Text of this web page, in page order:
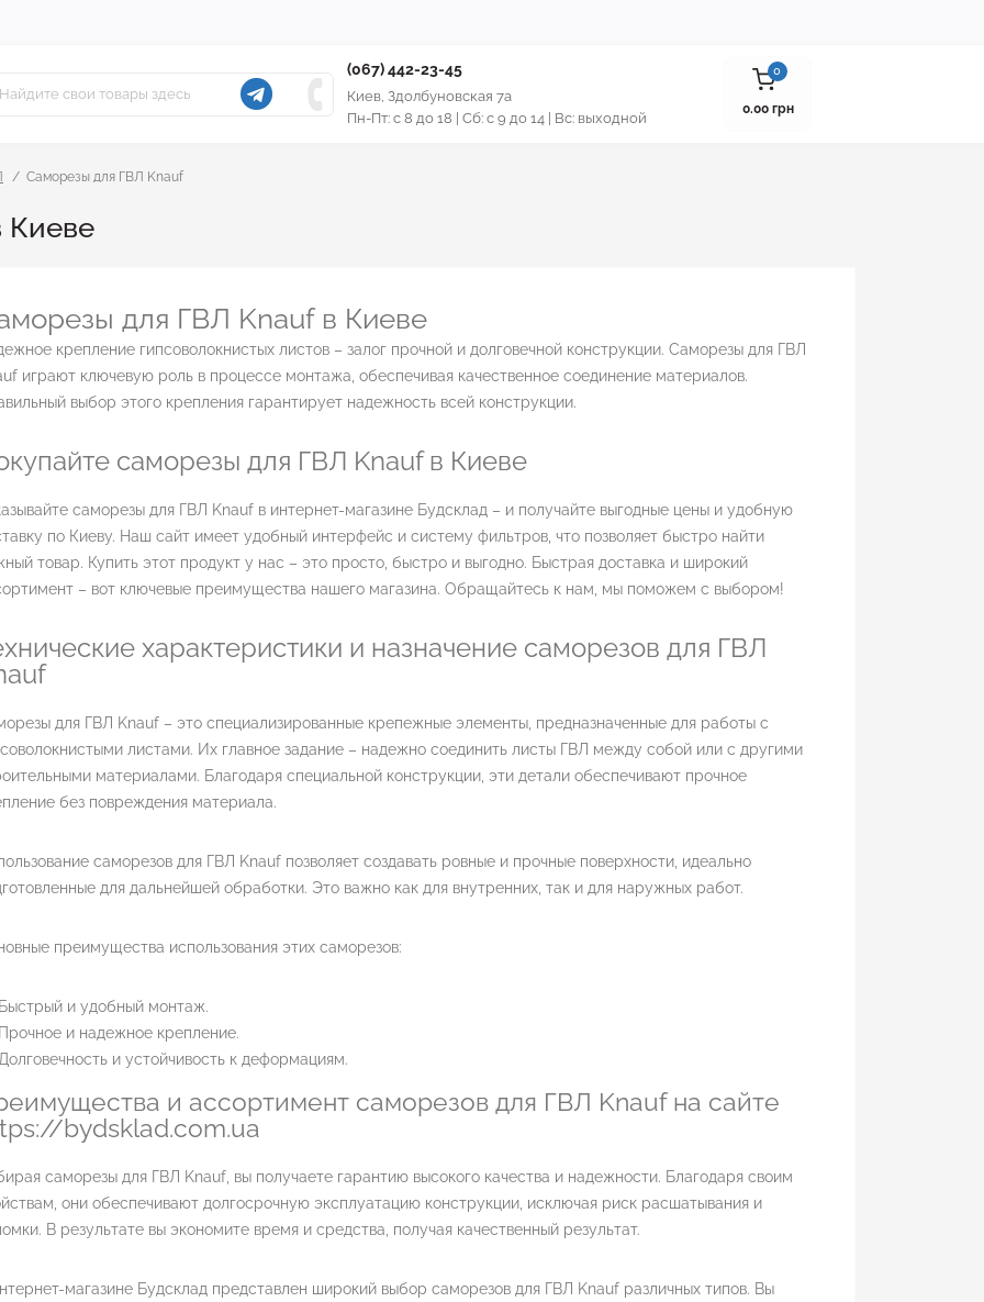
(067) 442-23-45
Киев, Здолбуновская 7а
Пн-Пт: с 8 до 18 | Сб: с 9 до 14 | Вс: выходной
0
0.00 грн
Саморезы для ГВЛ Knauf
Киеве
для ГВЛ Knauf в Киеве
крепление гипсоволокнистых листов – залог прочной и долговечной конструкции. Саморезы для ГВЛ
играют ключевую роль в процессе монтажа, обеспечивая качественное соединение материалов.
выбор этого крепления гарантирует надежность всей конструкции.
саморезы для ГВЛ Knauf в Киеве
саморезы для ГВЛ Knauf в интернет-магазине Будсклад – и получайте выгодные цены и удобную
по Киеву. Наш сайт имеет удобный интерфейс и систему фильтров, что позволяет быстро найти
товар. Купить этот продукт у нас – это просто, быстро и выгодно. Быстрая доставка и широкий
– вот ключевые преимущества нашего магазина. Обращайтесь к нам, мы поможем с выбором!
характеристики и назначение саморезов для ГВЛ
для ГВЛ Knauf – это специализированные крепежные элементы, предназначенные для работы с
листами. Их главное задание – надежно соединить листы ГВЛ между собой или с другими
материалами. Благодаря специальной конструкции, эти детали обеспечивают прочное
без повреждения материала.
саморезов для ГВЛ Knauf позволяет создавать ровные и прочные поверхности, идеально
для дальнейшей обработки. Это важно как для внутренних, так и для наружных работ.
преимущества использования этих саморезов:
Быстрый и удобный монтаж.
Прочное и надежное крепление.
и устойчивость к деформациям.
и ассортимент саморезов для ГВЛ Knauf на сайте
bydsklad.com.ua
саморезы для ГВЛ Knauf, вы получаете гарантию высокого качества и надежности. Благодаря своим
они обеспечивают долгосрочную эксплуатацию конструкции, исключая риск расшатывания и
В результате вы экономите время и средства, получая качественный результат.
магазине Будсклад представлен широкий выбор саморезов для ГВЛ Knauf различных типов. Вы